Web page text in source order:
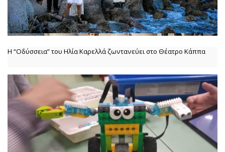
Η “Οδύσσεια” του Ηλία Καρελλά ζωντανεύει στο Θέατρο Κάππα